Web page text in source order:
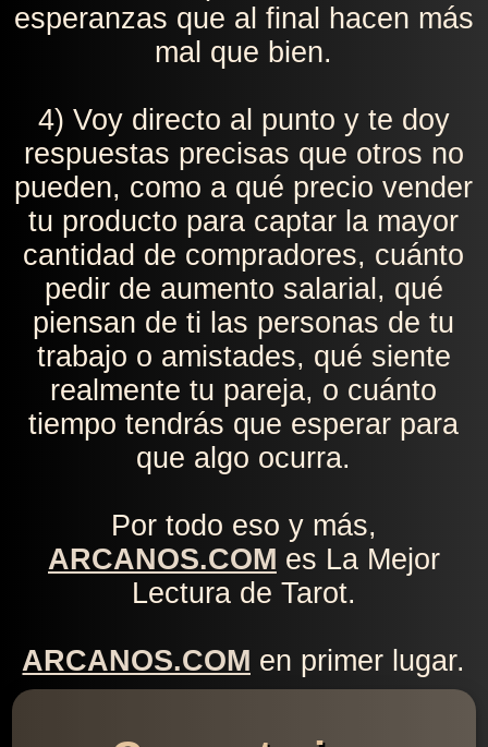
esperanzas que al final hacen más
mal que bien.
4) Voy directo al punto y te doy
respuestas precisas que otros no
pueden, como a qué precio vender
tu producto para captar la mayor
cantidad de compradores, cuánto
pedir de aumento salarial, qué
piensan de ti las personas de tu
trabajo o amistades, qué siente
realmente tu pareja, o cuánto
tiempo tendrás que esperar para
que algo ocurra.
Por todo eso y más,
ARCANOS.COM es La Mejor
Lectura de Tarot.
ARCANOS.COM en primer lugar.